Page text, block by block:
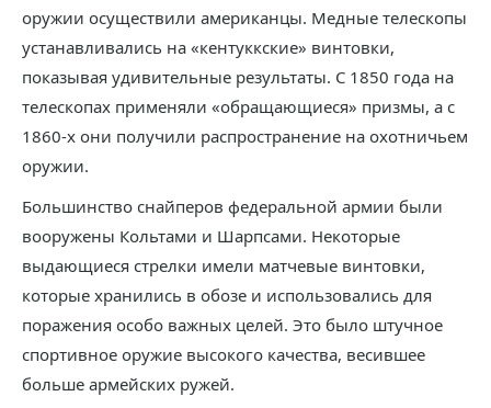
оружии осуществили американцы. Медные телескопы
устанавливались на «кентуккские» винтовки,
показывая удивительные результаты. С 1850 года на
телескопах применяли «обращающиеся» призмы, а с
1860-х они получили распространение на охотничьем
оружии.
Большинство снайперов федеральной армии были
вооружены Кольтами и Шарпсами. Некоторые
выдающиеся стрелки имели матчевые винтовки,
которые хранились в обозе и использовались для
поражения особо важных целей. Это было штучное
спортивное оружие высокого качества, весившее
больше армейских ружей.